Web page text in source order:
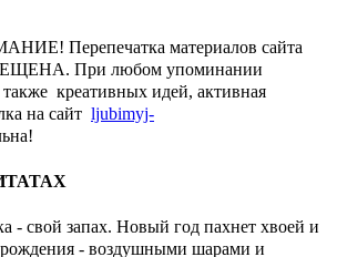
Перепечатка материалов сайта
При любом упоминании
также креативных идей, активная
на сайт ljubimyj-
- свой запах. Новый год пахнет хвоей и
- воздушными шарами и